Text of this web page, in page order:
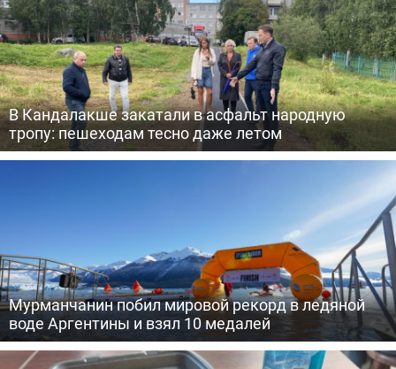
В Кандалакше закатали в асфальт народную
тропу: пешеходам тесно даже летом
Мурманчанин побил мировой рекорд в ледяной
воде Аргентины и взял 10 медалей